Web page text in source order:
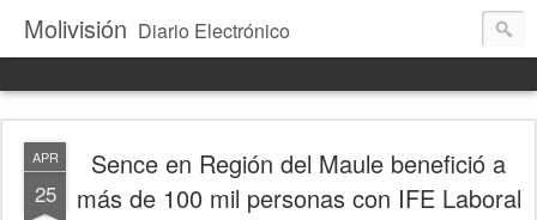
Molivisión Diario Electrónico
APR
25
Sence en Región del Maule benefició a
más de 100 mil personas con IFE Laboral